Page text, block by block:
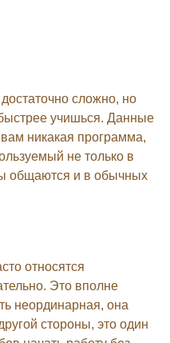
сложно, но
учишься. Данные
никакая программа,
не только в
общаются и в обычных
относятся
Это вполне
неординарная, она
стороны, это один